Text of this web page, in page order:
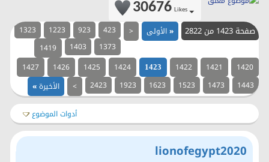
30676 Likes
صفحة 1423 من 2822 «الأولى <
423
923
1223
1323
1373
1403
1419
1420
1421
1422
1423
1424
1425
1426
1427
1443
1473
1523
1623
1923
2423
> الأخيرة»
أدوات الموضوع
lionofegypt2020